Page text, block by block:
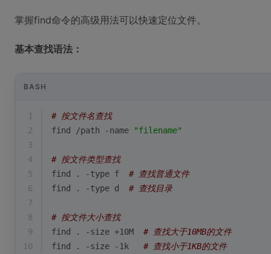
掌握find命令的高级用法可以快速定位文件。
基本查找语法：
BASH
1
# 按文件名查找
2
find /path -name
"filename"
3
4
# 按文件类型查找
5
find . -type f # 查找普通文件
6
find . -type d # 查找目录
7
8
# 按文件大小查找
9
find . -size +10M # 查找大于10MB的文件
10
find . -size -1k # 查找小于1KB的文件